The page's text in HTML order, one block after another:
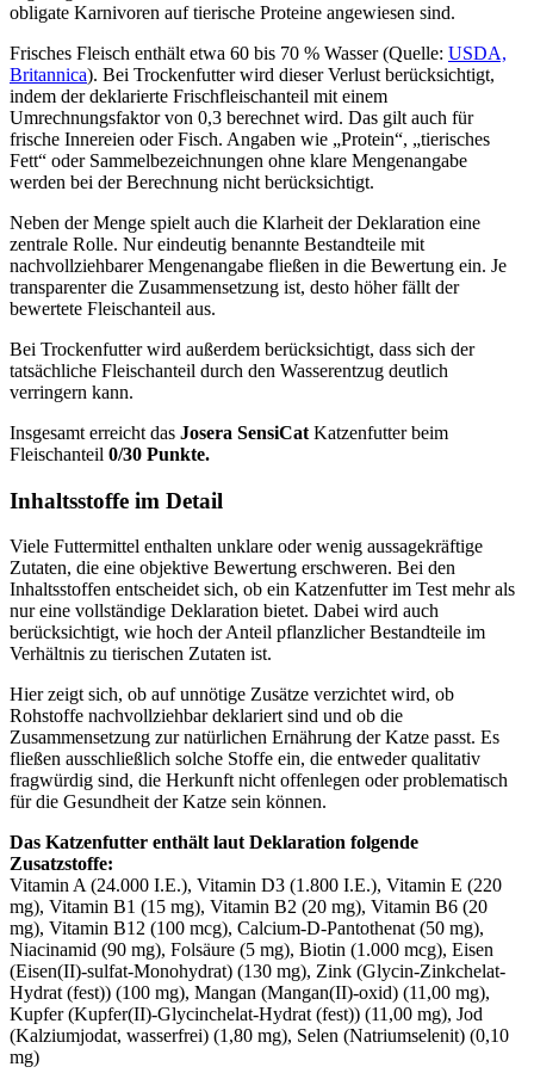
obligate Karnivoren auf tierische Proteine angewiesen sind.
Frisches Fleisch enthält etwa 60 bis 70 % Wasser (Quelle: USDA,
Britannica). Bei Trockenfutter wird dieser Verlust berücksichtigt,
indem der deklarierte Frischfleischanteil mit einem
Umrechnungsfaktor von 0,3 berechnet wird. Das gilt auch für
frische Innereien oder Fisch. Angaben wie „Protein“, „tierisches
Fett“ oder Sammelbezeichnungen ohne klare Mengenangabe
werden bei der Berechnung nicht berücksichtigt.
Neben der Menge spielt auch die Klarheit der Deklaration eine
zentrale Rolle. Nur eindeutig benannte Bestandteile mit
nachvollziehbarer Mengenangabe fließen in die Bewertung ein. Je
transparenter die Zusammensetzung ist, desto höher fällt der
bewertete Fleischanteil aus.
Bei Trockenfutter wird außerdem berücksichtigt, dass sich der
tatsächliche Fleischanteil durch den Wasserentzug deutlich
verringern kann.
Insgesamt erreicht das Josera SensiCat Katzenfutterbeim
Fleischanteil 0/30 Punkte.
Inhaltsstoffe im Detail
Viele Futtermittel enthalten unklare oder wenig aussagekräftige
Zutaten, die eine objektive Bewertung erschweren. Bei den
Inhaltsstoffen entscheidet sich, ob ein Katzenfutter im Test mehr als
nur eine vollständige Deklaration bietet. Dabei wird auch
berücksichtigt, wie hoch der Anteil pflanzlicher Bestandteile im
Verhältnis zu tierischen Zutaten ist.
Hier zeigt sich, ob auf unnötige Zusätze verzichtet wird, ob
Rohstoffe nachvollziehbar deklariert sind und ob die
Zusammensetzung zur natürlichen Ernährung der Katze passt. Es
fließen ausschließlich solche Stoffe ein, die entweder qualitativ
fragwürdig sind, die Herkunft nicht offenlegen oder problematisch
für die Gesundheit der Katze sein können.
Das Katzenfutter enthält laut Deklaration folgende
Zusatzstoffe:
Vitamin A (24.000 I.E.), Vitamin D3 (1.800 I.E.), Vitamin E (220
mg), Vitamin B1 (15 mg), Vitamin B2 (20 mg), Vitamin B6 (20
mg), Vitamin B12 (100 mcg), Calcium-D-Pantothenat (50 mg),
Niacinamid (90 mg), Folsäure (5 mg), Biotin (1.000 mcg), Eisen
(Eisen(II)-sulfat-Monohydrat) (130 mg), Zink (Glycin-Zinkchelat-
Hydrat (fest)) (100 mg), Mangan (Mangan(II)-oxid) (11,00 mg),
Kupfer (Kupfer(II)-Glycinchelat-Hydrat (fest)) (11,00 mg), Jod
(Kalziumjodat, wasserfrei) (1,80 mg), Selen (Natriumselenit) (0,10
mg)